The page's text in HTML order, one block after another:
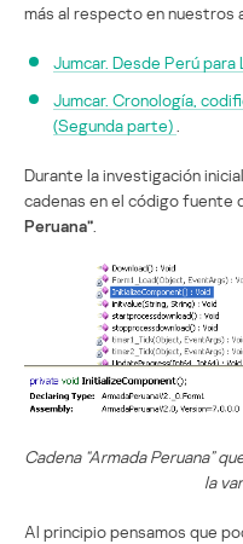
más al respecto en nuestros
Jumcar. Desde Perú
Jumcar. Cronología,
(Segunda parte)
Durante la investigación
cadenas en el código fuente
Peruana”
Cadena “Armada Peruana”
la
Al principio pensamos que